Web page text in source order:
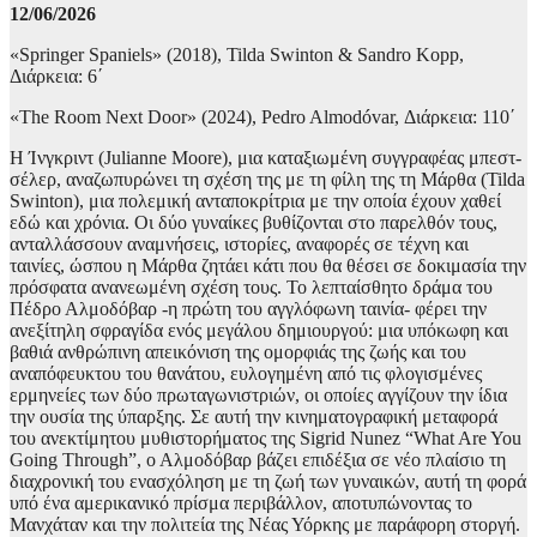
12/06/2026
«Springer Spaniels» (2018), Tilda Swinton & Sandro Kopp,
Διάρκεια: 6΄
«The Room Next Door» (2024), Pedro Almodóvar, Διάρκεια: 110΄
Η Ίνγκριντ (Julianne Moore), μια καταξιωμένη συγγραφέας μπεστ-
σέλερ, αναζωπυρώνει τη σχέση της με τη φίλη της τη Μάρθα (Tilda
Swinton), μια πολεμική ανταποκρίτρια με την οποία έχουν χαθεί
εδώ και χρόνια. Οι δύο γυναίκες βυθίζονται στο παρελθόν τους,
ανταλλάσσουν αναμνήσεις, ιστορίες, αναφορές σε τέχνη και
ταινίες, ώσπου η Μάρθα ζητάει κάτι που θα θέσει σε δοκιμασία την
πρόσφατα ανανεωμένη σχέση τους. Το λεπταίσθητο δράμα του
Πέδρο Αλμοδόβαρ -η πρώτη του αγγλόφωνη ταινία- φέρει την
ανεξίτηλη σφραγίδα ενός μεγάλου δημιουργού: μια υπόκωφη και
βαθιά ανθρώπινη απεικόνιση της ομορφιάς της ζωής και του
αναπόφευκτου του θανάτου, ευλογημένη από τις φλογισμένες
ερμηνείες των δύο πρωταγωνιστριών, οι οποίες αγγίζουν την ίδια
την ουσία της ύπαρξης. Σε αυτή την κινηματογραφική μεταφορά
του ανεκτίμητου μυθιστορήματος της Sigrid Nunez “What Are You
Going Through”, ο Αλμοδόβαρ βάζει επιδέξια σε νέο πλαίσιο τη
διαχρονική του ενασχόληση με τη ζωή των γυναικών, αυτή τη φορά
υπό ένα αμερικανικό πρίσμα περιβάλλον, αποτυπώνοντας το
Μανχάταν και την πολιτεία της Νέας Υόρκης με παράφορη στοργή.